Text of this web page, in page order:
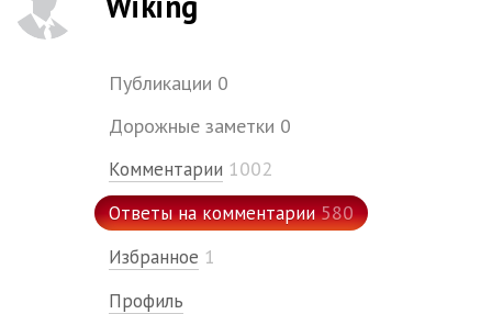
Публикации 0
Дорожные заметки 0
Комментарии 1002
Ответы на комментарии 580
Избранное 1
Профиль